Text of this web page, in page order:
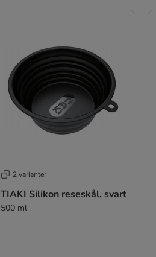
2 varianter
TIAKI Silikon reseskål, svart
500 ml